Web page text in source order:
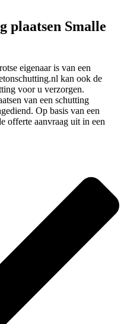
plaatsen Smalle
eigenaar is van een
kan ook de
voor u verzorgen.
van een schutting
Op basis van een
offerte aanvraag uit in een